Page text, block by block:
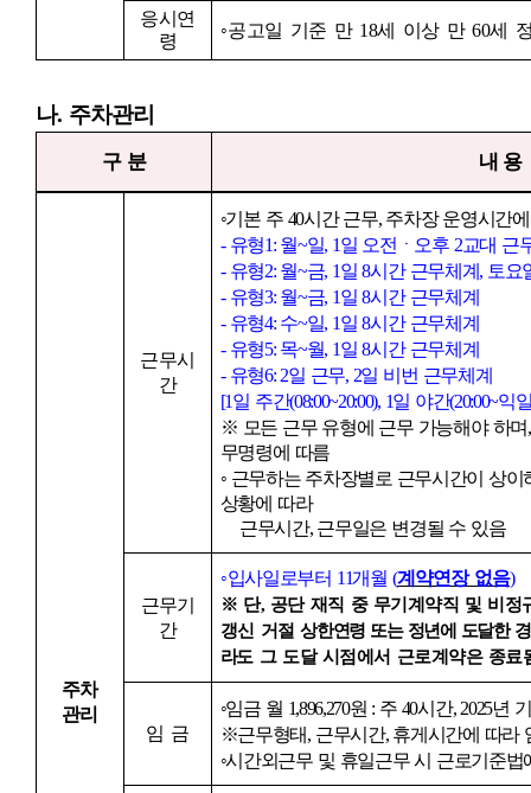
응시연
령
◦공고일 기준 만 18세 이상 만 60세
나. 주차관리
구 분 내 용
주차
관리
근무시
간
◦기본 주 40시간 근무, 주차장 운영시간
- 유형1: 월~일, 1일 오전ㆍ오후2교대 근
- 유형2: 월~금, 1일 8시간 근무체계 , 토요
- 유형3: 월~금, 1일 8시간 근무체계
- 유형4: 수~일, 1일 8시간 근무체계
- 유형5: 목~월, 1일 8시간 근무체계
- 유형6: 2일 근무, 2일 비번 근무체계
[1일 주간(08:00~20:00), 1일 야간(20:00~익
※ 모든 근무 유형에 근무 가능해야 하며
무명령에 따름
◦ 근무하는 주차장별로 근무시간이 상
상황에 따라
근무시간, 근무일은 변경될 수 있음
근무기
간
◦입사일로부터 11개월 (계약연장 없음)
※ 단, 공단 재직 중 무기계약직 및 비정
갱신 거절상한연령 또는 정년에 도달한
라도 그 도달 시점에서 근로계약은 종료
임 금
◦임금 월 1,896,270원 : 주 40시간, 2025년
※근무형태, 근무시간, 휴게시간에 따라
◦시간외근무 및 휴일근무 시 근로기준법